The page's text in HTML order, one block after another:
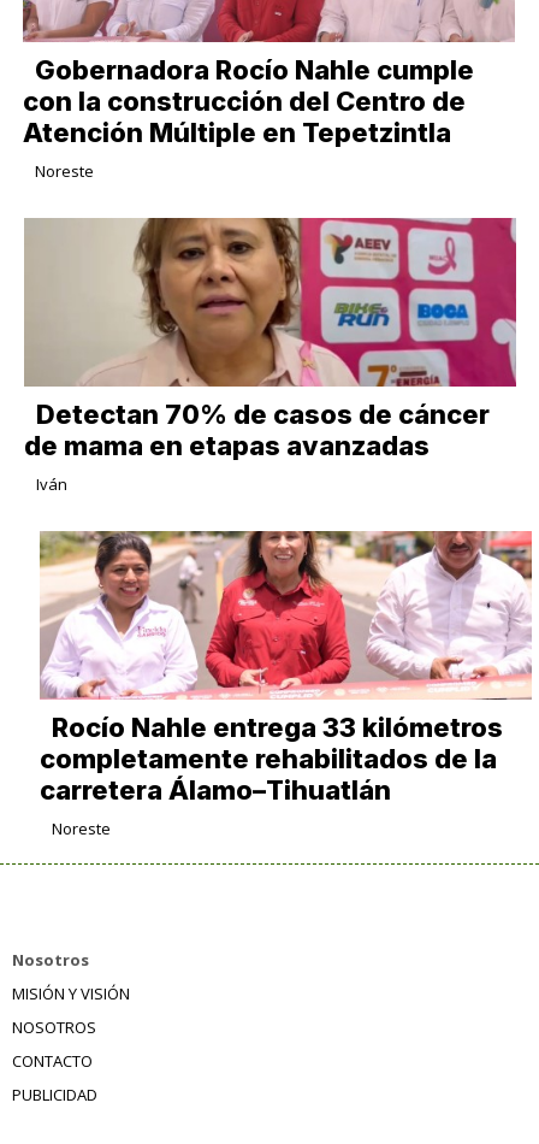
Gobernadora Rocío Nahle cumple
con la construcción del Centro de
Atención Múltiple en Tepetzintla
Noreste
Detectan 70% de casos de cáncer
de mama en etapas avanzadas
Iván
Rocío Nahle entrega 33 kilómetros
completamente rehabilitados de la
carretera Álamo–Tihuatlán
Noreste
Nosotros
MISIÓN Y VISIÓN
NOSOTROS
CONTACTO
PUBLICIDAD